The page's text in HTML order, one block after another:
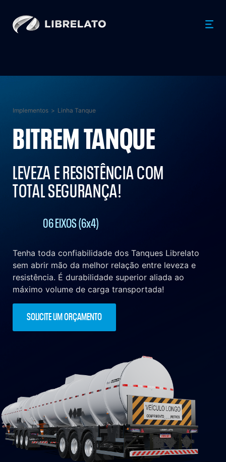
Implementos > Linha Tanque
BITREM TANQUE
LEVEZA E RESISTÊNCIA COM
TOTAL SEGURANÇA!
06 EIXOS (6x4)
Tenha toda confiabilidade dos Tanques Librelato
sem abrir mão da melhor relação entre leveza e
resistência. É durabilidade superior aliada ao
máximo volume de carga transportada!
SOLICITE UM ORÇAMENTO